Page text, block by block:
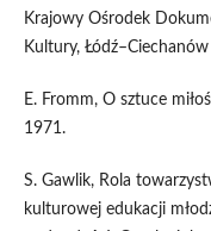
Krajowy Ośrodek
Kultury,
E. Fromm, O sztuce
1971.
S. Gawlik, Rola
kulturowej edukacji